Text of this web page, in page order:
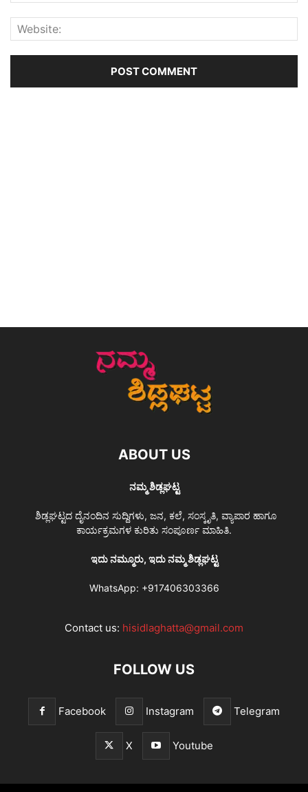
ABOUT US
ನಮ್ಮ ಶಿಡ್ಲಘಟ್ಟ
ಶಿಡ್ಲಘಟ್ಟದ ದೈನಂದಿನ ಸುದ್ದಿಗಳು, ಜನ, ಕಲೆ, ಸಂಸ್ಕೃತಿ, ವ್ಯಾಪಾರ ಹಾಗೂ
ಕಾರ್ಯಕ್ರಮಗಳ ಕುರಿತು ಸಂಪೂರ್ಣ ಮಾಹಿತಿ.
ಇದು ನಮ್ಮೂರು, ಇದು ನಮ್ಮ ಶಿಡ್ಲಘಟ್ಟ
WhatsApp: +917406303366
Contact us: hisidlaghatta@gmail.com
FOLLOW US
Facebook Instagram Telegram
X Youtube